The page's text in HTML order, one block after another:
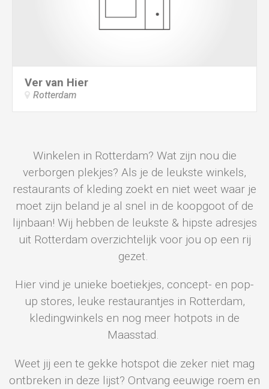
Ver van Hier
Rotterdam
Winkelen in Rotterdam? Wat zijn nou die
verborgen plekjes? Als je de leukste winkels,
restaurants of kleding zoekt en niet weet waar je
moet zijn beland je al snel in de koopgoot of de
lijnbaan! Wij hebben de leukste & hipste adresjes
uit Rotterdam overzichtelijk voor jou op een rij
gezet.
Hier vind je unieke boetiekjes, concept- en pop-
up stores, leuke restaurantjes in Rotterdam,
kledingwinkels en nog meer hotpots in de
Maasstad.
Weet jij een te gekke hotspot die zeker niet mag
ontbreken in deze lijst? Ontvang eeuwige roem en